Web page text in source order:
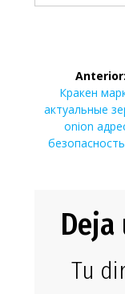
entradas
Anterior:
Entrada
anterior:
Кракен
актуальные
onion
Tu